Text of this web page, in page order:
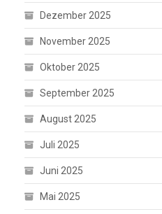
Dezember 2025
November 2025
Oktober 2025
September 2025
August 2025
Juli 2025
Juni 2025
Mai 2025